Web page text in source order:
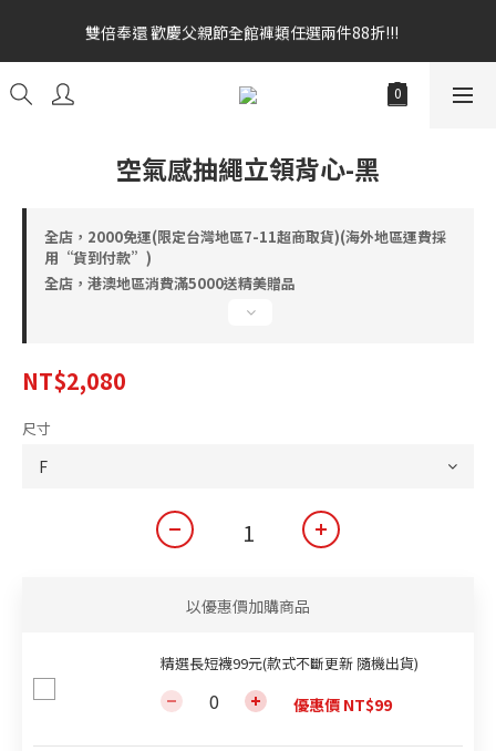
雙倍奉還 歡慶父親節全館褲類任選兩件88折!!!
雙倍奉還 歡慶父親節全館褲類任選兩件88折!!!
全館消費滿額$1680贈3D好野貓公仔(絲綢鐵黑) 滿額$2499贈達摩
金幣 送完為止!  滿$3000再贈現金卷$300元
雙倍奉還 歡慶父親節全館褲類任選兩件88折!!!
空氣感抽繩立領背心-黑
全店，2000免運(限定台灣地區7-11超商取貨)(海外地區運費採
用“貨到付款”)
全店，港澳地區消費滿5000送精美贈品
NT$2,080
尺寸
以優惠價加購商品
精選長短襪99元(款式不斷更新 隨機出貨)
優惠價 NT$99